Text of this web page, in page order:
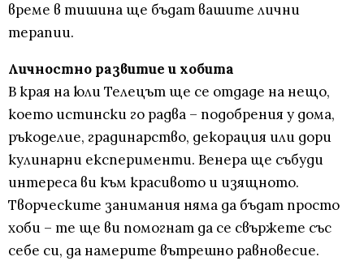
време в тишина ще бъдат вашите лични
терапии.
Личностно развитие и хобита
В края на юли Телецът ще се отдаде на нещо,
което истински го радва – подобрения у дома,
ръкоделие, градинарство, декорация или дори
кулинарни експерименти. Венера ще събуди
интереса ви към красивото и изящното.
Творческите занимания няма да бъдат просто
хоби – те ще ви помогнат да се свържете със
себе си, да намерите вътрешно равновесие.